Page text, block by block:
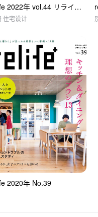
relife 2022年 vol.44 リライフプラス
住宅设计
2020年 No.39